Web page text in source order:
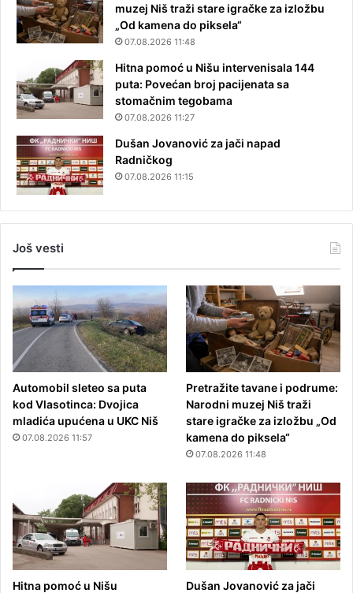
muzej Niš traži stare igračke za izložbu
„Od kamena do piksela“
07.08.2026 11:48
Hitna pomoć u Nišu intervenisala 144
puta: Povećan broj pacijenata sa
stomačnim tegobama
07.08.2026 11:27
Dušan Jovanović za jači napad
Radničkog
07.08.2026 11:15
Još vesti
Automobil sleteo sa puta
kod Vlasotinca: Dvojica
mladića upućena u UKC Niš
07.08.2026 11:57
Pretražite tavane i podrume:
Narodni muzej Niš traži
stare igračke za izložbu „Od
kamena do piksela“
07.08.2026 11:48
Hitna pomoć u Nišu
Dušan Jovanović za jači